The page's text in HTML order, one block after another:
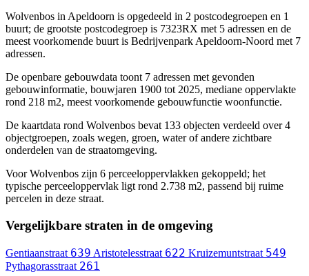
Wolvenbos in Apeldoorn is opgedeeld in 2 postcodegroepen en 1
buurt; de grootste postcodegroep is 7323RX met 5 adressen en de
meest voorkomende buurt is Bedrijvenpark Apeldoorn-Noord met 7
adressen.
De openbare gebouwdata toont 7 adressen met gevonden
gebouwinformatie, bouwjaren 1900 tot 2025, mediane oppervlakte
rond 218 m2, meest voorkomende gebouwfunctie woonfunctie.
De kaartdata rond Wolvenbos bevat 133 objecten verdeeld over 4
objectgroepen, zoals wegen, groen, water of andere zichtbare
onderdelen van de straatomgeving.
Voor Wolvenbos zijn 6 perceeloppervlakken gekoppeld; het
typische perceeloppervlak ligt rond 2.738 m2, passend bij ruime
percelen in deze straat.
Vergelijkbare straten in de omgeving
Gentiaanstraat 639 Aristotelesstraat 622 Kruizemuntstraat 549
Pythagorasstraat 261